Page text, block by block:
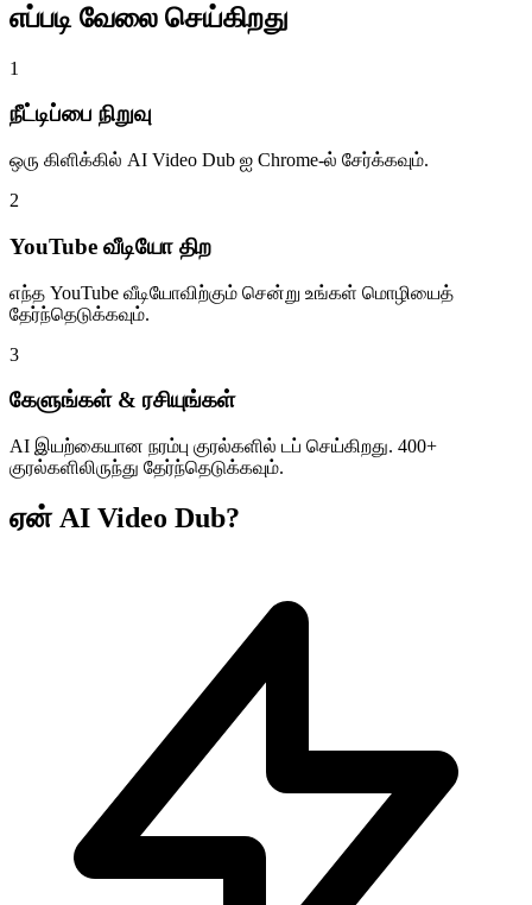
எப்படி வேலை செய்கிறது
1
நீட்டிப்பை நிறுவு
ஒரு கிளிக்கில் AI Video Dub ஐ Chrome-ல் சேர்க்கவும்.
2
YouTube வீடியோ திற
எந்த YouTube வீடியோவிற்கும் சென்று உங்கள் மொழியைத்
தேர்ந்தெடுக்கவும்.
3
கேளுங்கள் & ரசியுங்கள்
AI இயற்கையான நரம்பு குரல்களில் டப் செய்கிறது. 400+
குரல்களிலிருந்து தேர்ந்தெடுக்கவும்.
ஏன் AI Video Dub?